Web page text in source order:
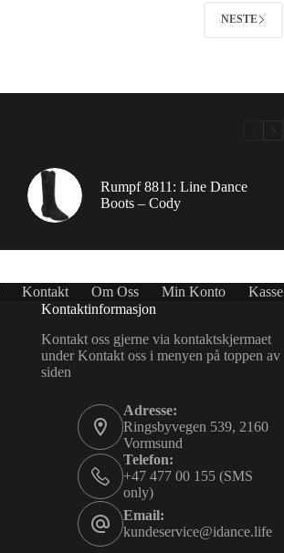
NESTE
Rumpf 8811: Line Dance
Boots – Cody
Kontakt Om Oss Min Konto
Kasse
Kontaktinformasjon
Kontakt oss gjerne via kontaktskjermaet
under Kontakt oss i menyen på toppen av
siden
Adresse:
Ringsbyvegen 539, 2160
Vormsund
Telefon:
+47 477 00 155 (SMS
only)
Email:
kundeservice@idance.life